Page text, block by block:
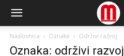
Naslovnica Oznake Održivi razvoj
Oznaka: održivi razvoj